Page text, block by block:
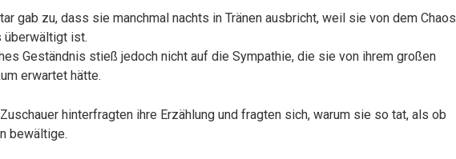
gab zu, dass sie manchmal nachts in Tränen ausbricht, weil sie von dem Chaos
überwältigt ist.
Geständnis stieß jedoch nicht auf die Sympathie, die sie von ihrem großen
erwartet hätte.
hinterfragten ihre Erzählung und fragten sich, warum sie so tat, als ob
bewältige.